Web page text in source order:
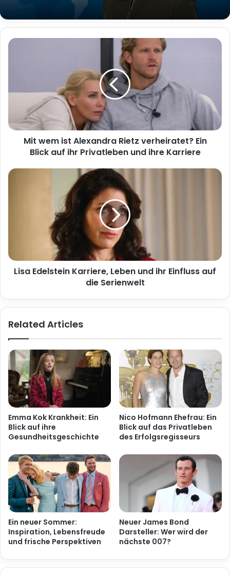
Mit wem ist Alexandra Rietz verheiratet? Ein
Blick auf ihr Privatleben und ihre Karriere
Lisa Edelstein Karriere, Leben und ihr Einfluss auf
die Serienwelt
Related Articles
Emma Kok Krankheit: Ein
Blick auf ihre
Gesundheitsgeschichte
Nico Hofmann Ehefrau: Ein
Blick auf das Privatleben
des Erfolgsregisseurs
Ein neuer Sommer:
Inspiration, Lebensfreude
und frische Perspektiven
Neuer James Bond
Darsteller: Wer wird der
nächste 007?